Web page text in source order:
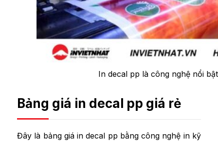
In decal pp là công nghệ nổi
Bảng giá in decal pp giá rẻ
Đây là bảng giá in decal pp bằng công nghệ in kỹ